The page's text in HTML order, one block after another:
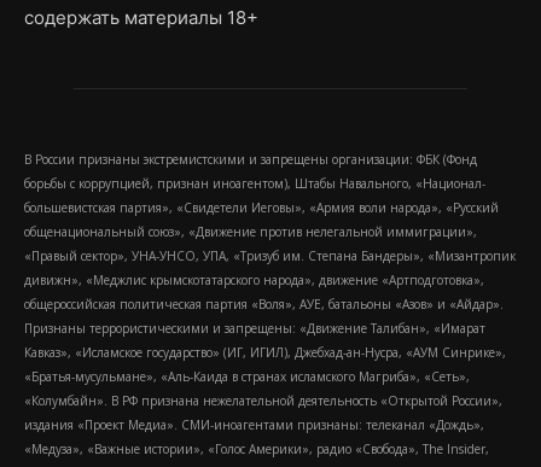
содержать материалы 18+
В России признаны экстремистскими и запрещены организации: ФБК (Фонд
борьбы с коррупцией, признан иноагентом), Штабы Навального, «Национал-
большевистская партия», «Свидетели Иеговы», «Армия воли народа», «Русский
общенациональный союз», «Движение против нелегальной иммиграции»,
«Правый сектор», УНА-УНСО, УПА, «Тризуб им. Степана Бандеры», «Мизантропик
дивижн», «Меджлис крымскотатарского народа», движение «Артподготовка»,
общероссийская политическая партия «Воля», АУЕ, батальоны «Азов» и «Айдар».
Признаны террористическими и запрещены: «Движение Талибан», «Имарат
Кавказ», «Исламское государство» (ИГ, ИГИЛ), Джебхад-ан-Нусра, «АУМ Синрике»,
«Братья-мусульмане», «Аль-Каида в странах исламского Магриба», «Сеть»,
«Колумбайн». В РФ признана нежелательной деятельность «Открытой России»,
издания «Проект Медиа». СМИ-иноагентами признаны: телеканал «Дождь»,
«Медуза», «Важные истории», «Голос Америки», радио «Свобода», The Insider,